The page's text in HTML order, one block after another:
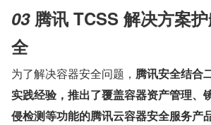
03 腾讯 TCSS 解决方案
全
为了解决容器安全问题， 腾讯安全结合
实践经验，推出了覆盖容器资产管理、
侵检测等功能的腾讯云容器安全服务产